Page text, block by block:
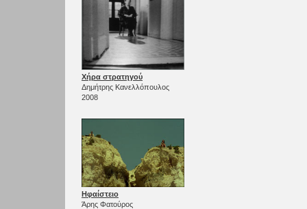
Χήρα στρατηγού
Δημήτρης Κανελλόπουλος
2008
Ηφαίστειο
Άρης Φατούρος